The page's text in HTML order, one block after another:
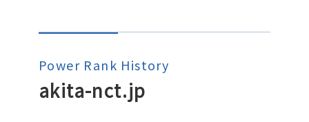
Power Rank History
akita-nct.jp